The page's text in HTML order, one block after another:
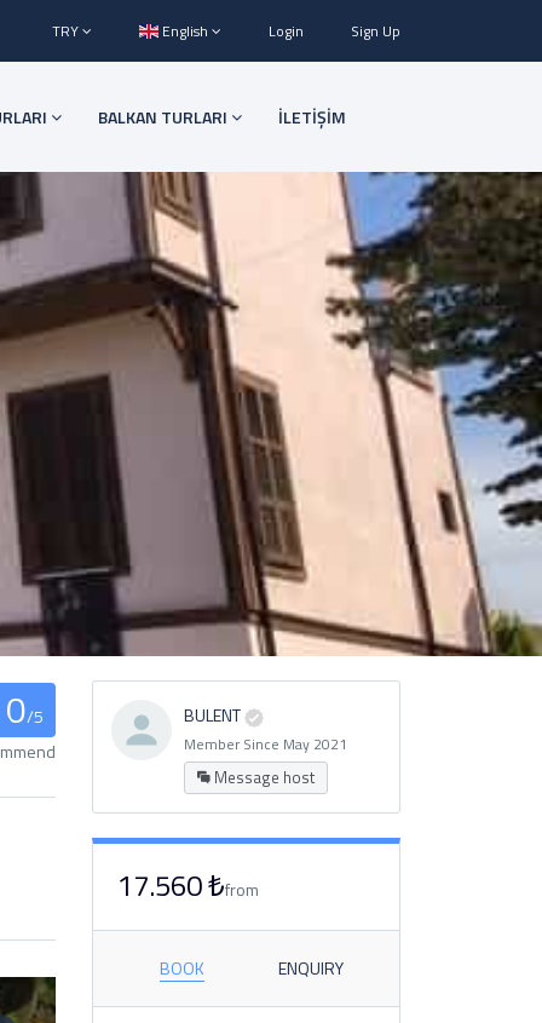
TRY English Login Sign Up
BALKAN TURLARI İLETİŞİM
0/5
BULENT
Member Since May 2021
Message host
17.560 ₺from
BOOK ENQUIRY